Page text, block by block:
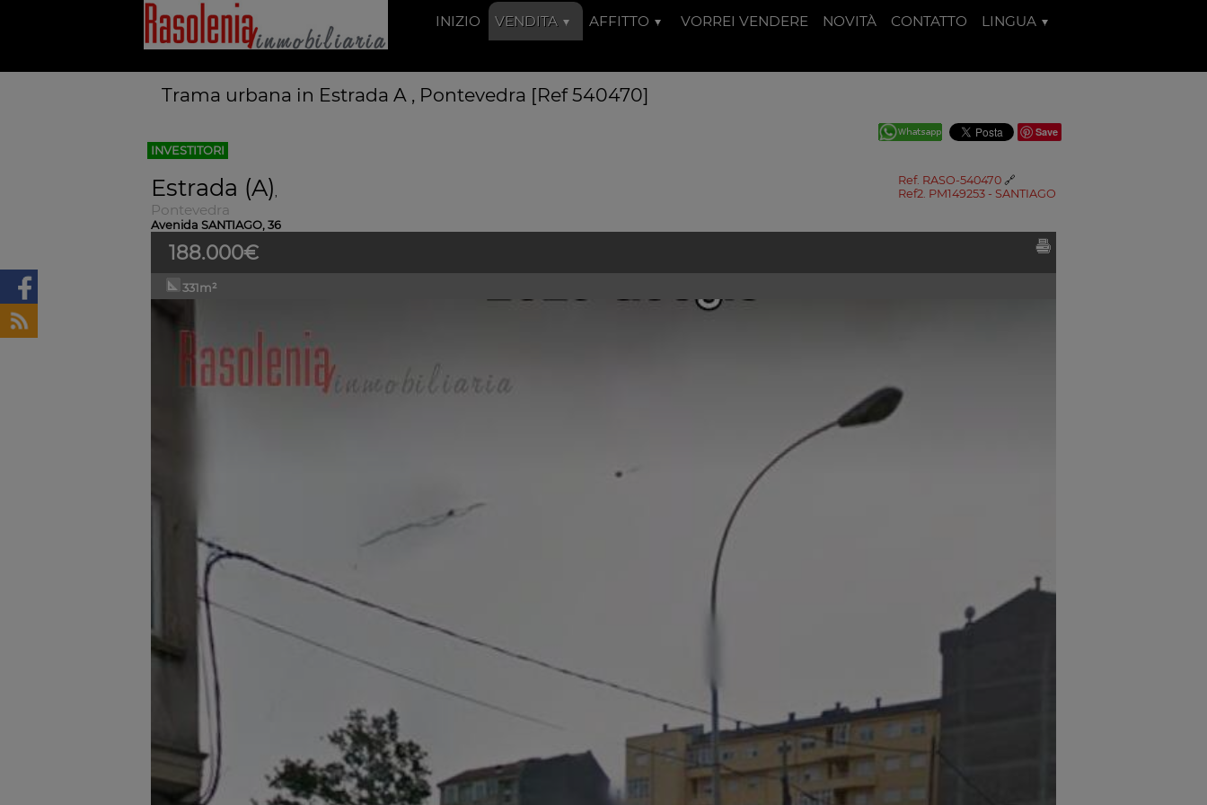
INIZIO VENDITA AFFITTO VORREI VENDERE NOVITÀ CONTATTO LINGUA
Trama urbana in Estrada A , Pontevedra [Ref 540470]
Save
INVESTITORI
Ref. RASO-540470 🔗
Ref2. PM149253 - SANTIAGO
Estrada (A),
Pontevedra
Avenida SANTIAGO, 36
188.000€
331m²